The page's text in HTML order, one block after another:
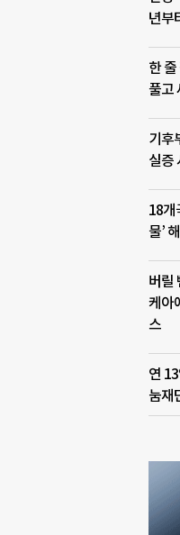
년부
한
풀고
기후
실증
18개
물’
버릴
케아
스
연
눔재